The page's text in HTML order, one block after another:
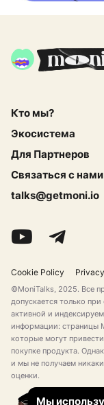
Кто мы?
Экосистема
Для Партнеров
Связаться с
talks@getmoni.io
Cookie Policy
©MoniTalks, 2025. Все
допускается только
активной и
информации: страницы
которые могут
покупке продукта.
и мы не получаем
оценки.
Мы